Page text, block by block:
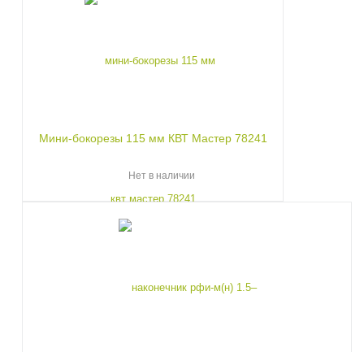
Мини-бокорезы 115 мм КВТ Мастер 78241
Нет в наличии